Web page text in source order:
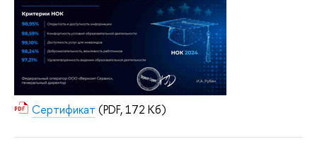
Сертификат (PDF, 172 Кб)